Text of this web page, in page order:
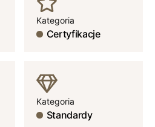
Kategoria
Certyfikacje
Kategoria
Standardy